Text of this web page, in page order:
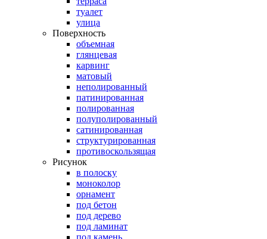
туалет
улица
Поверхность
объемная
глянцевая
карвинг
матовый
неполированный
патинированная
полированная
полуполированный
сатинированная
структурированная
противоскользящая
Рисунок
в полоску
моноколор
орнамент
под бетон
под дерево
под ламинат
под камень